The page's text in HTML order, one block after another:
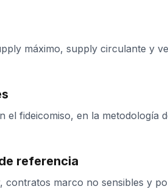
máximo, supply circulante y
el fideicomiso, en la metodología
referencia
contratos marco no sensibles y